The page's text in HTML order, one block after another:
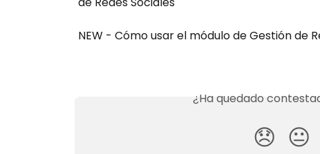
NEW - Cómo usar el módulo de Gestión de
¿Ha quedado
😞 😐